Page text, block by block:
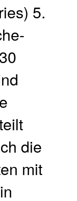
5.
die
mit